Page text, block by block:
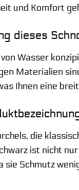
und Komfort
dieses
Wasser
Materialien
Ihnen eine
die
ist nicht
sie Schmutz